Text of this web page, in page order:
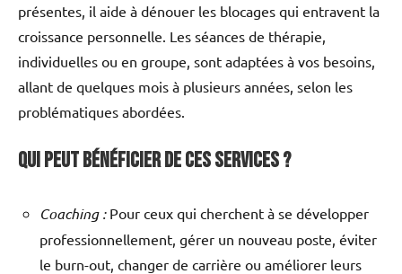
présentes, il aide à dénouer les blocages qui entravent la
croissance personnelle. Les séances de thérapie,
individuelles ou en groupe, sont adaptées à vos besoins,
allant de quelques mois à plusieurs années, selon les
problématiques abordées.
Qui Peut Bénéficier de Ces Services ?
Coaching :Pour ceux qui cherchent à se développer
professionnellement, gérer un nouveau poste, éviter
le burn-out, changer de carrière ou améliorer leurs